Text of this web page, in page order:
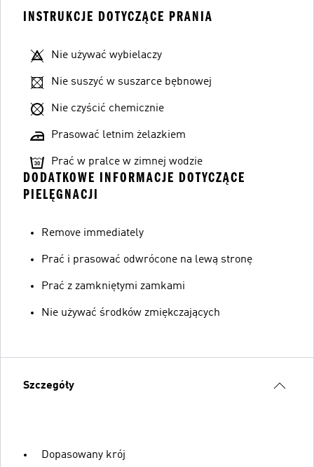
INSTRUKCJE DOTYCZĄCE PRANIA
Nie używać wybielaczy
Nie suszyć w suszarce bębnowej
Nie czyścić chemicznie
Prasować letnim żelazkiem
Prać w pralce w zimnej wodzie
DODATKOWE INFORMACJE DOTYCZĄCE
PIELĘGNACJI
Remove immediately
Prać i prasować odwrócone na lewą stronę
Prać z zamkniętymi zamkami
Nie używać środków zmiękczających
Szczegóły
Dopasowany krój